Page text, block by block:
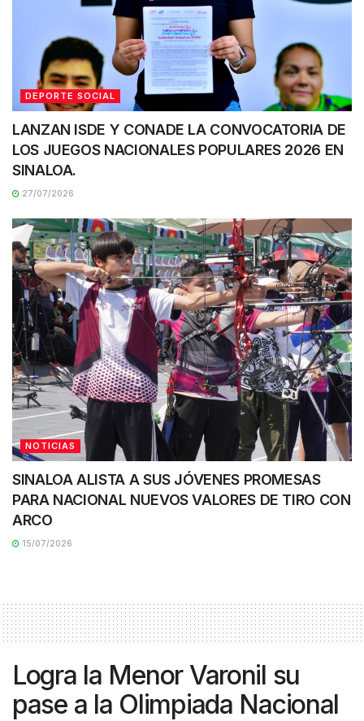
DEPORTE SOCIAL
LANZAN ISDE Y CONADE LA CONVOCATORIA DE
LOS JUEGOS NACIONALES POPULARES 2026 EN
SINALOA.
27/07/2026
NOTICIAS
SINALOA ALISTA A SUS JÓVENES PROMESAS
PARA NACIONAL NUEVOS VALORES DE TIRO CON
ARCO
15/07/2026
Logra la Menor Varonil su
pase a la Olimpiada Nacional